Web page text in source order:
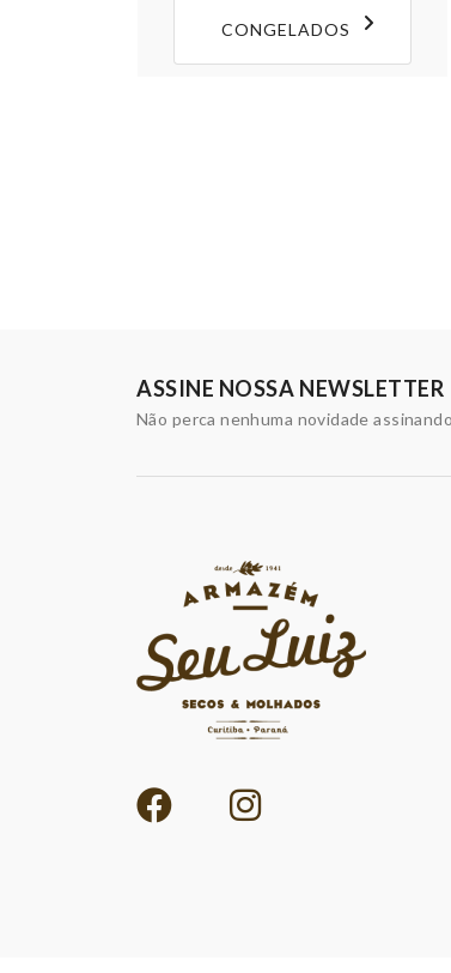
CONGELADOS
ASSINE NOSSA NEWSLETTER
Não perca nenhuma novidade